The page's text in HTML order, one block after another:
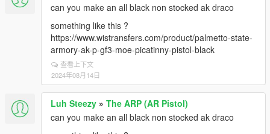
can you make an all black non stocked ak draco
something like this ?
https://www.wistransfers.com/product/palmetto-state-
armory-ak-p-gf3-moe-picatinny-pistol-black
查看上下文
2024年08月14日
Luh Steezy » The ARP (AR Pistol)
can you make an all black non stocked ak draco